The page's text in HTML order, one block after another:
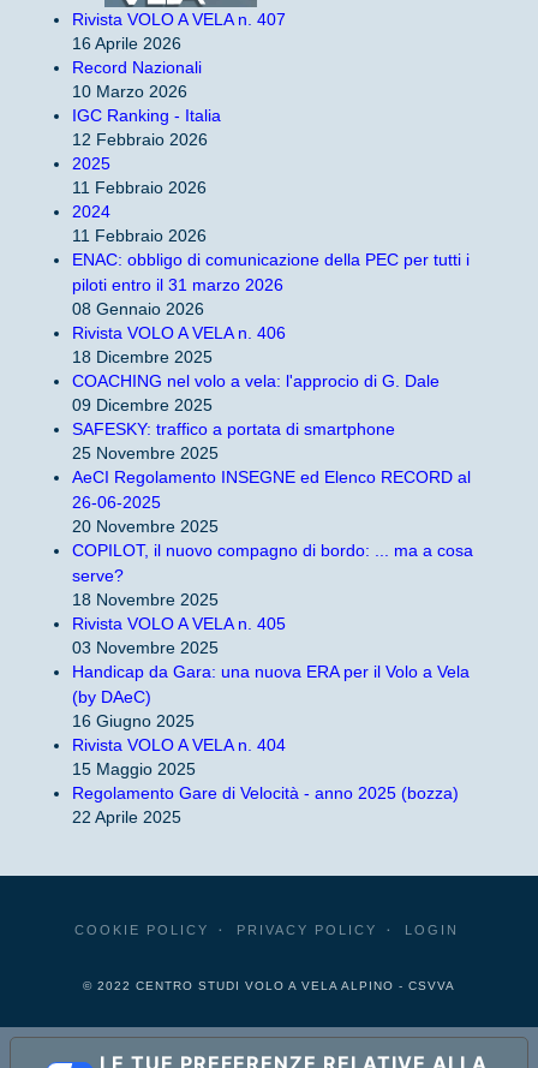
Rivista VOLO A VELA n. 407
16 Aprile 2026
Record Nazionali
10 Marzo 2026
IGC Ranking - Italia
12 Febbraio 2026
2025
11 Febbraio 2026
2024
11 Febbraio 2026
ENAC: obbligo di comunicazione della PEC per tutti i
piloti entro il 31 marzo 2026
08 Gennaio 2026
Rivista VOLO A VELA n. 406
18 Dicembre 2025
COACHING nel volo a vela: l'approcio di G. Dale
09 Dicembre 2025
SAFESKY: traffico a portata di smartphone
25 Novembre 2025
AeCI Regolamento INSEGNE ed Elenco RECORD al
26-06-2025
20 Novembre 2025
COPILOT, il nuovo compagno di bordo: ... ma a cosa
serve?
18 Novembre 2025
Rivista VOLO A VELA n. 405
03 Novembre 2025
Handicap da Gara: una nuova ERA per il Volo a Vela
(by DAeC)
16 Giugno 2025
Rivista VOLO A VELA n. 404
15 Maggio 2025
Regolamento Gare di Velocità - anno 2025 (bozza)
22 Aprile 2025
COOKIE POLICY PRIVACY POLICY LOGIN
© 2022 CENTRO STUDI VOLO A VELA ALPINO - CSVVA